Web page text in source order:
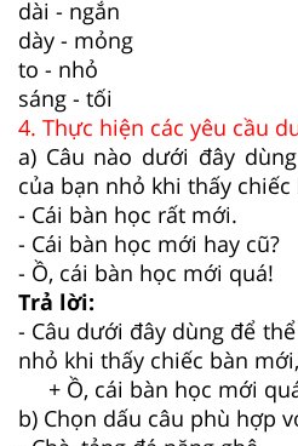
dài - ngắn
dày - mỏng
to - nhỏ
sáng - tối
4. Thực hiện các yêu cầu
a) Câu nào dưới đây
của bạn nhỏ khi thấy chiếc
- Cái bàn học rất mới.
- Cái bàn học mới hay cũ?
- Ồ, cái bàn học mới quá!
Trả lời:
- Câu dưới đây dùng để
nhỏ khi thấy chiếc bàn
+ Ồ, cái bàn học mới
b) Chọn dấu câu phù hợp